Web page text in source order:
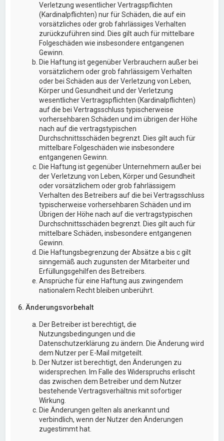
Verletzung wesentlicher Vertragspflichten
(Kardinalpflichten) nur für Schäden, die auf ein
vorsätzliches oder grob fahrlässiges Verhalten
zurückzuführen sind. Dies gilt auch für mittelbare
Folgeschäden wie insbesondere entgangenen
Gewinn.
Die Haftung ist gegenüber Verbrauchern außer bei
vorsätzlichem oder grob fahrlässigem Verhalten
oder bei Schäden aus der Verletzung von Leben,
Körper und Gesundheit und der Verletzung
wesentlicher Vertragspflichten (Kardinalpflichten)
auf die bei Vertragsschluss typischerweise
vorhersehbaren Schäden und im übrigen der Höhe
nach auf die vertragstypischen
Durchschnittsschäden begrenzt. Dies gilt auch für
mittelbare Folgeschäden wie insbesondere
entgangenen Gewinn.
Die Haftung ist gegenüber Unternehmern außer bei
der Verletzung von Leben, Körper und Gesundheit
oder vorsätzlichem oder grob fahrlässigem
Verhalten des Betreibers auf die bei Vertragsschluss
typischerweise vorhersehbaren Schäden und im
Übrigen der Höhe nach auf die vertragstypischen
Durchschnittsschäden begrenzt. Dies gilt auch für
mittelbare Schäden, insbesondere entgangenen
Gewinn.
Die Haftungsbegrenzung der Absätze a bis c gilt
sinngemäß auch zugunsten der Mitarbeiter und
Erfüllungsgehilfen des Betreibers.
Ansprüche für eine Haftung aus zwingendem
nationalem Recht bleiben unberührt.
6. Änderungsvorbehalt
Der Betreiber ist berechtigt, die
Nutzungsbedingungen und die
Datenschutzerklärung zu ändern. Die Änderung wird
dem Nutzer per E-Mail mitgeteilt.
Der Nutzer ist berechtigt, den Änderungen zu
widersprechen. Im Falle des Widerspruchs erlischt
das zwischen dem Betreiber und dem Nutzer
bestehende Vertragsverhältnis mit sofortiger
Wirkung.
Die Änderungen gelten als anerkannt und
verbindlich, wenn der Nutzer den Änderungen
zugestimmt hat.